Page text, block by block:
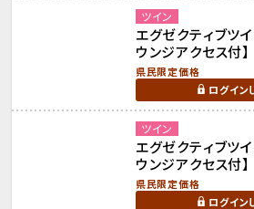
ツイン
エグゼクティブツ
ウンジアクセス付】
県民限定価格
ログイン
ツイン
エグゼクティブツ
ウンジアクセス付】
県民限定価格
ログイン